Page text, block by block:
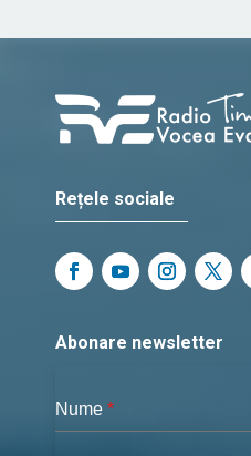
Rețele sociale
Abonare newsletter
Nume *